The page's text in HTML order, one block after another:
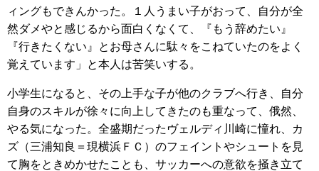
ィングもできんかった。１人うまい子がおって、自分が全
然ダメやと感じるから面白くなくて、『もう辞めたい』
『行きたくない』とお母さんに駄々をこねていたのをよく
覚えています」と本人は苦笑いする。
小学生になると、その上手な子が他のクラブへ行き、自分
自身のスキルが徐々に向上してきたのも重なって、俄然、
やる気になった。全盛期だったヴェルディ川崎に憧れ、カ
ズ（三浦知良＝現横浜ＦＣ）のフェイントやシュートを見
て胸をときめかせたことも、サッカーへの意欲を掻き立て